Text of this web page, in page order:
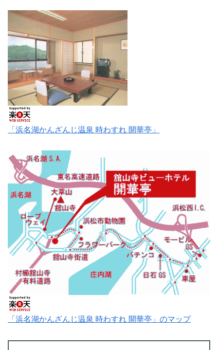
「浜名湖かんざんじ温泉 時わすれ 開華亭」
「浜名湖かんざんじ温泉 時わすれ 開華亭」のマップ